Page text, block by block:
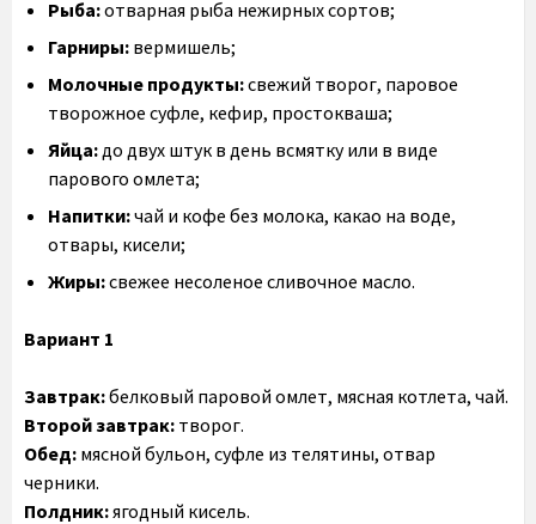
Рыба:отварная рыба нежирных сортов;
Гарниры: вермишель;
Молочные продукты:свежий творог, паровое
творожное суфле, кефир, простокваша;
Яйца:до двух штук в день всмятку или в виде
парового омлета;
Напитки:чай и кофе без молока, какао на воде,
отвары, кисели;
Жиры:свежее несоленое сливочное масло.
Вариант 1
Завтрак:белковый паровой омлет, мясная котлета, чай.
Второй завтрак: творог.
Обед: мясной бульон, суфле из телятины, отвар
черники.
Полдник:ягодный кисель.